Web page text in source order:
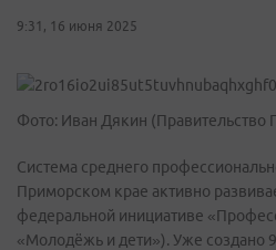
9:31, 16 июня 2025
Фото: Иван Дякин (Правительство
Система среднего
Приморском крае активно
федеральной инициативе
«Молодёжь и дети»). Уже создано